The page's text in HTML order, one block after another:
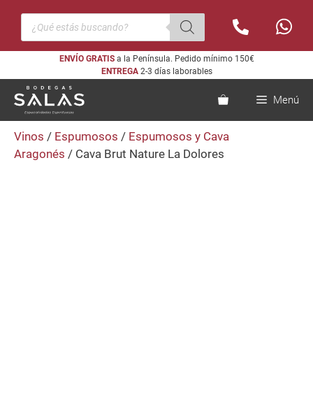
contenido
Búsqueda
de
productos
ENVÍO GRATIS a la Península. Pedido mínimo 150€
ENTREGA 2-3 días laborables
Menú
Vinos / Espumosos / Espumosos y Cava
Aragonés / Cava Brut Nature La Dolores